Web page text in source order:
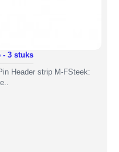
- 3 stuks
Header strip M-FSteek: